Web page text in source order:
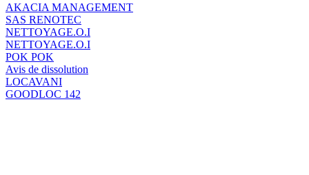
AKACIA MANAGEMENT
SAS RENOTEC
NETTOYAGE.O.I
NETTOYAGE.O.I
POK POK
Avis de dissolution
LOCAVANI
GOODLOC 142